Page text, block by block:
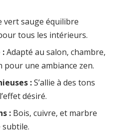
vert sauge équilibre
tous les intérieurs.
:Adapté au salon, chambre,
pour une ambiance zen.
:S’allie à des tons
désiré.
: Bois, cuivre, et marbre